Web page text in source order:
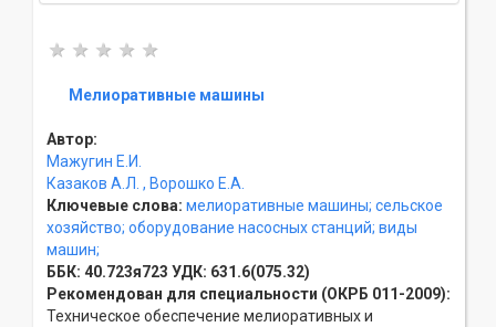
Мелиоративные машины
Автор:
Мажугин Е.И.
Казаков А.Л. , Ворошко Е.А.
Ключевые слова: мелиоративные машины; сельское
хозяйство; оборудование насосных станций; виды
машин;
ББК: 40.723я723 УДК: 631.6(075.32)
Рекомендован для специальности (ОКРБ 011-2009):
Техническое обеспечение мелиоративных и